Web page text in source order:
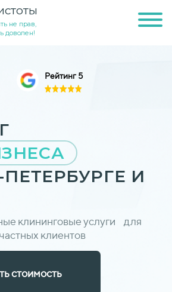
не прав,
доволен!
Рейтинг 5
И
клининговые услуги для
клиентов
стоимость